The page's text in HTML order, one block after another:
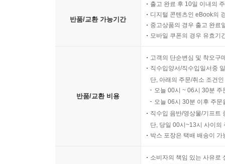
반품/교환 가능기간
출고 완료 후 10일 이내의
디지털 콘텐츠인 eBook의
중고상품의 경우 출고 완료
모바일 쿠폰의 경우 유효기
반품/교환 비용
고객의 단순변심 및 착오구
직수입양서/직수입일서중
단, 아래의 주문/취소 조건
오늘 00시 ~ 06시 30분
오늘 06시 30분 이후 주
직수입 음반/영상물/기프트
단, 당일 00시~13시 사이의
박스 포장은 택배 배송이
소비자의 책임 있는 사유로